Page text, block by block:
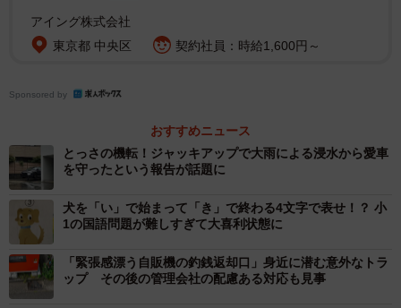
— ぱやぱやくん (@paya_paya_kun)
気に入らなかったのではなく待ち合わせた人がいなかった
し、SNSユーザー達からは
「やばさの意味合いにもよりますが……。以前、街中の隠
れ家的な常連しか来ない飲食店で働いていた時があり、ふ
らっと寄って来たお客様が気まずそうでした。そのような
演技をして去ってくれた方がお店としても有難いです。」
「高校生の時に4人で入った飲食店が怪しさ満点だったの
で、みんなでどうやって出ようかと話し合ってた時にとっ
さに自分が中国人のフリをして適当な口調で喋ったら友達
アイング株式会社
東京都 中央区
契約社員：時給1,600円～
Sponsored by
おすすめニュース
とっさの機転！ジャッキアップで大雨による浸水から愛車
を守ったという報告が話題に
犬を「い」で始まって「き」で終わる4文字で表せ！？ 小
1の国語問題が難しすぎて大喜利状態に
「緊張感漂う自販機の釣銭返却口」身近に潜む意外なトラ
ップ その後の管理会社の配慮ある対応も見事